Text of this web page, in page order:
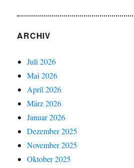
ARCHIV
Juli 2026
Mai 2026
April 2026
März 2026
Januar 2026
Dezember 2025
November 2025
Oktober 2025